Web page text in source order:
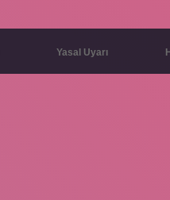
Yasal Uyarı